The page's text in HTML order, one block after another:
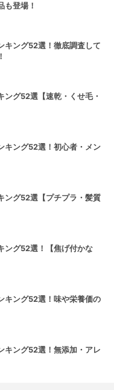
も登場！
キング52選！徹底調査して
ング52選【速乾・くせ毛・
キング52選！初心者・メン
ング52選【プチプラ・髪質
ング52選！【焦げ付かな
キング52選！味や栄養価の
キング52選！無添加・アレ